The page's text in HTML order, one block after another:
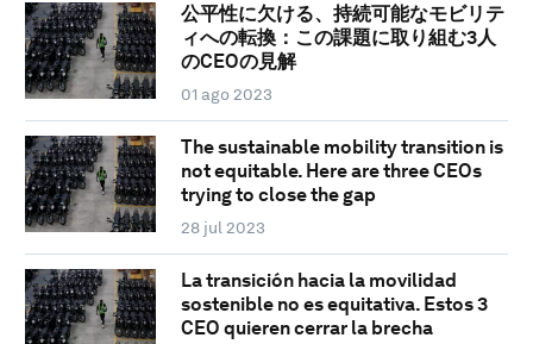
公平性に欠ける、持続可能なモビリテ
ィへの転換：この課題に取り組む3人
のCEOの見解
01 ago 2023
The sustainable mobility transition is
not equitable. Here are three CEOs
trying to close the gap
28 jul 2023
La transición hacia la movilidad
sostenible no es equitativa. Estos 3
CEO quieren cerrar la brecha